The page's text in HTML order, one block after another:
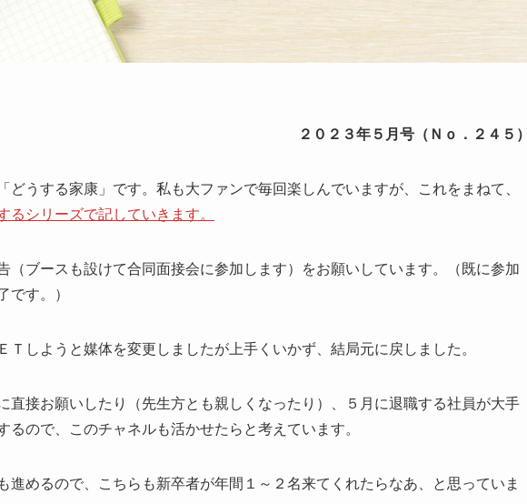
２０２３年５月号（Ｎｏ．２４５）
うする家康」です。私も大ファンで毎回楽しんでいますが、これをまねて、
るシリーズで記していきます。
ブースも設けて合同面接会に参加します）をお願いしています。（既に参加
す。）
しようと媒体を変更しましたが上手くいかず、結局元に戻しました。
接お願いしたり（先生方とも親しくなったり）、５月に退職する社員が大手
ので、このチャネルも活かせたらと考えています。
めるので、こちらも新卒者が年間１～２名来てくれたらなあ、と思っていま